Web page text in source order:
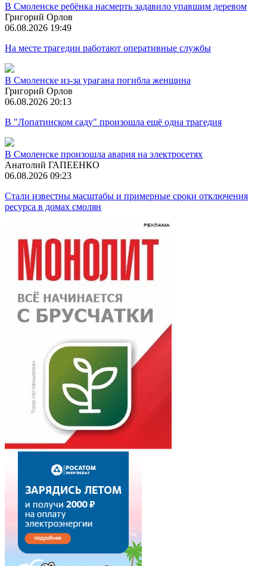
В Смоленске ребёнка насмерть задавило упавшим деревом
Григорий Орлов
06.08.2026 19:49
На месте трагедии работают оперативные службы
В Смоленске из-за урагана погибла женщина
Григорий Орлов
06.08.2026 20:13
В "Лопатинском саду" произошла ещё одна трагедия
В Смоленске произошла авария на электросетях
Анатолий ГАПЕЕНКО
06.08.2026 09:23
Стали известны масштабы и примерные сроки отключения
ресурса в домах смолян